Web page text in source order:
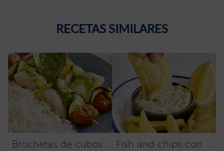
RECETAS SIMILARES
Brochetas de cubos
Fish and chips con